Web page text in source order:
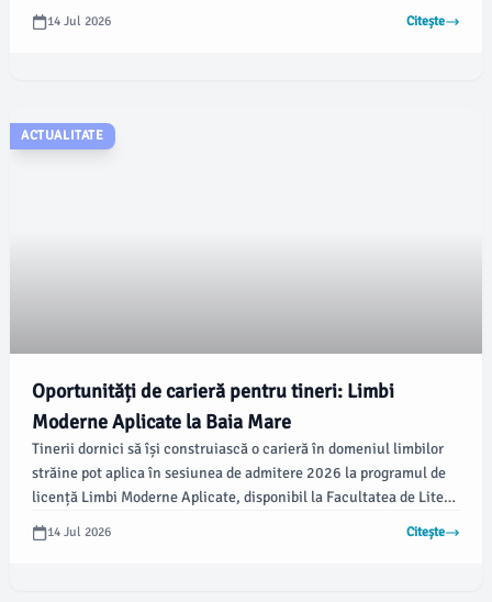
adaptat nevoilor tuturor studenților. Activitatea a fost coordonată
de lector univ.
14 Jul 2026 Citește
ACTUALITATE
Oportunități de carieră pentru tineri: Limbi
Moderne Aplicate la Baia Mare
Tinerii dornici să își construiască o carieră în domeniul limbilor
străine pot aplica în sesiunea de admitere 2026 la programul de
licență Limbi Moderne Aplicate, disponibil la Facultatea de Litere
– Centrul Universitar Nord Baia Mare, parte a Universității
Tehnice din Cluj-Napoca. Această inițiativă se dovedește a fi o
14 Jul 2026 Citește